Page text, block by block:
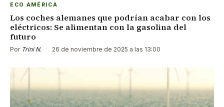
ECO AMÉRICA
Los coches alemanes que podrían acabar con los
eléctricos: Se alimentan con la gasolina del
futuro
Por Trini N. · 26 de noviembre de 2025 a las 13:00